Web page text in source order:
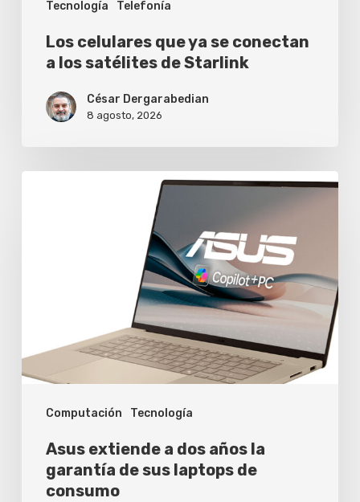
Tecnología Telefonía
StarlinkLos celulares que ya se conectan
a los satélites de Starlink
César Dergarabedian
8 agosto, 2026
Computación Tecnología
de
laptops
consumo
Asus extiende a dos años la
garantía de sus laptops de
consumo